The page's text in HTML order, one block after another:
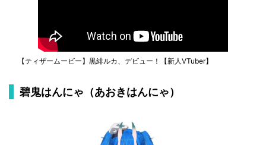
【ティザームービー】黒緋ルカ、デビュー！【新人VTuber】
碧鬼はんにゃ（あおきはんにゃ）